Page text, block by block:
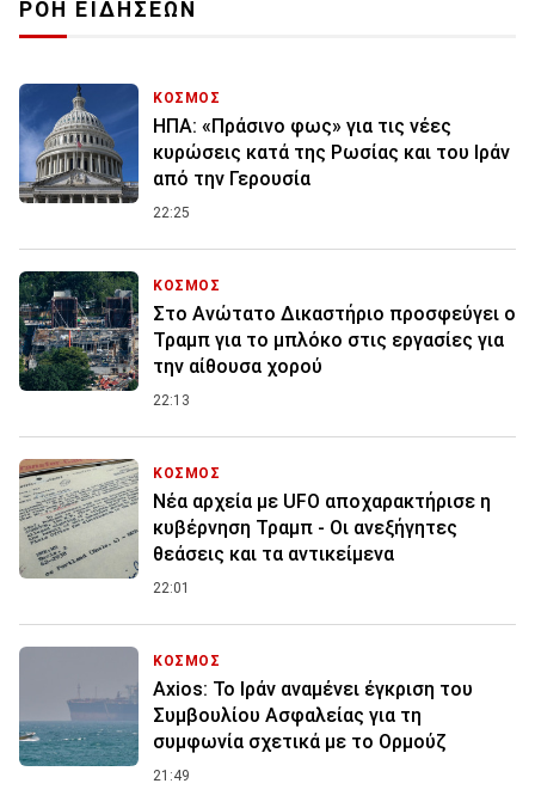
ΡΟΗ ΕΙΔΗΣΕΩΝ
ΚΟΣΜΟΣ
ΗΠΑ: «Πράσινο φως» για τις νέες
κυρώσεις κατά της Ρωσίας και του Ιράν
από την Γερουσία
22:25
ΚΟΣΜΟΣ
Στο Ανώτατο Δικαστήριο προσφεύγει ο
Τραμπ για το μπλόκο στις εργασίες για
την αίθουσα χορού
22:13
ΚΟΣΜΟΣ
Νέα αρχεία με UFO αποχαρακτήρισε η
κυβέρνηση Τραμπ - Οι ανεξήγητες
θεάσεις και τα αντικείμενα
22:01
ΚΟΣΜΟΣ
Axios: Το Ιράν αναμένει έγκριση του
Συμβουλίου Ασφαλείας για τη
συμφωνία σχετικά με το Ορμούζ
21:49